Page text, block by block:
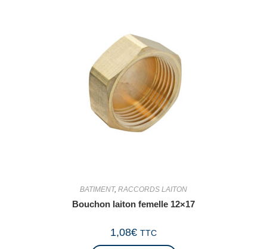
BATIMENT, RACCORDS LAITON
Bouchon laiton femelle 12×17
1,08€ TTC